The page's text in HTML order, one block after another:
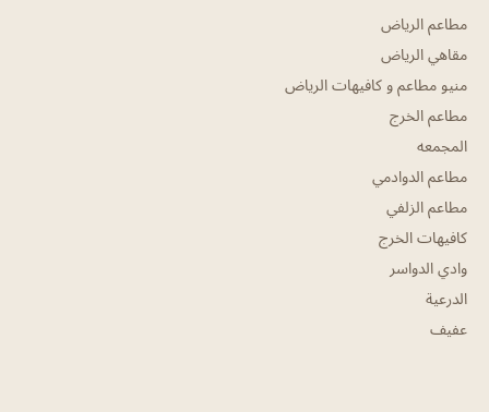
مطاعم الرياض
مقاهي الرياض
منيو مطاعم و كافيهات الرياض
مطاعم الخرج
المجمعه
مطاعم الدوادمي
مطاعم الزلفي
كافيهات الخرج
وادي الدواسر
الدرعية
عفيف